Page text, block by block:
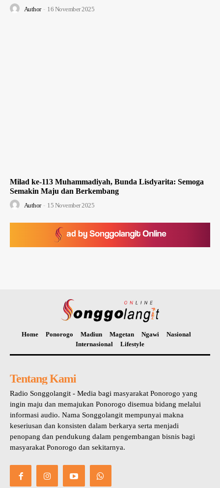
Author - 16 November 2025
Milad ke-113 Muhammadiyah, Bunda Lisdyarita: Semoga
Semakin Maju dan Berkembang
Author - 15 November 2025
Home Ponorogo Madiun Magetan Ngawi
Nasional
Internasional
Lifestyle
Tentang Kami
Radio Songgolangit - Media bagi masyarakat Ponorogo yang
ingin maju dan memajukan Ponorogo disemua bidang melalui
informasi audio. Nama Songgolangit mempunyai makna
keseriusan dan konsisten dalam berkarya serta menjadi
penopang dan pendukung dalam pengembangan bisnis bagi
masyarakat Ponorogo dan sekitarnya.